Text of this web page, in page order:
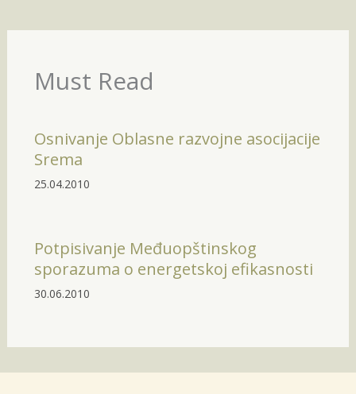
Must Read
Osnivanje Oblasne razvojne asocijacije
Srema
25.04.2010
Potpisivanje Međuopštinskog
sporazuma o energetskoj efikasnosti
30.06.2010